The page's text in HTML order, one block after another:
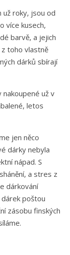
už roky, jsou od
více kusech,
barvě, a jejich
toho vlastně
dárků sbírají
už v
letos
jen něco
dárky nebyla
nápad. S
a stres z
dárkování
poštou
zásobu finských